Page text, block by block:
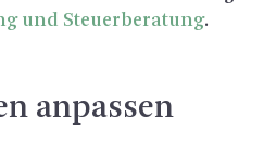
und Steu­er­be­ra­tung.
an­pas­sen